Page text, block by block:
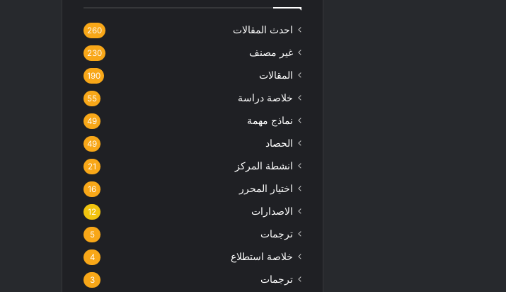
احدث المقالات 260
غير مصنف 230
المقالات 190
خلاصة دراسة 55
نماذج مهمة 49
الحصاد 49
انشطة المركز 21
اختيار المحرر 16
الاصدارات 12
ترجمات 5
خلاصة استطلاع 4
ترجمات 3